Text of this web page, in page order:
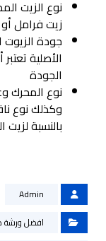
نوع الزيت
زيت فرامل
جودة الزيوت
الأصلية
الجودة
نوع المحرك
وكذلك نوع
بالنسبة لزيت
Admin
افضل ورشة